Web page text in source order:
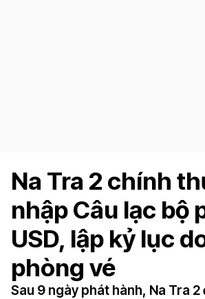
Na Tra 2 chính
nhập Câu lạc bộ
USD, lập kỷ lục
phòng vé
Sau 9 ngày phát hành, Na Tra 2